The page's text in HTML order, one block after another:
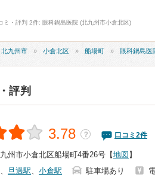
ミ・評判 2件: 眼科鍋島医院 (北九州市小倉北区)
北九州市 小倉北区 船場町 眼科鍋島医
評判
3.78 ？ 口コミ 2件
州市小倉北区船場町4番26号 【地図 】
、 旦過駅、 小倉駅 駐車場あり